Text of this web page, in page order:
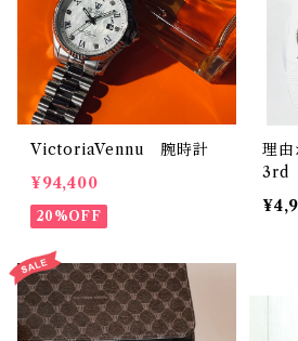
VictoriaVennu 腕時計
¥94,400
20%OFF
理由
3rd